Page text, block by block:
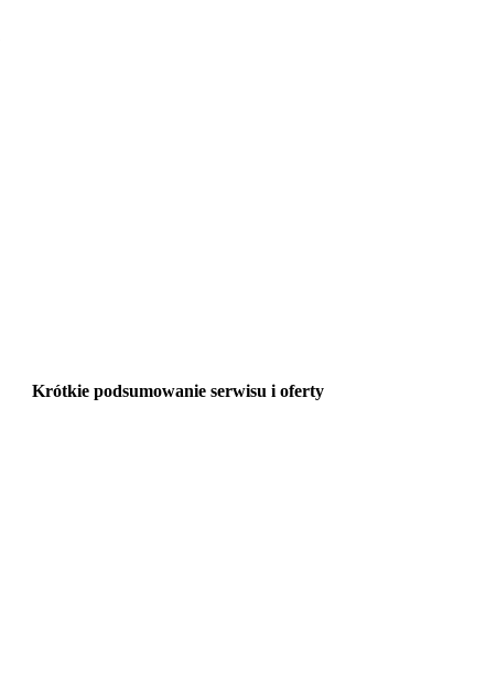
Krótkie podsumowanie serwisu i oferty